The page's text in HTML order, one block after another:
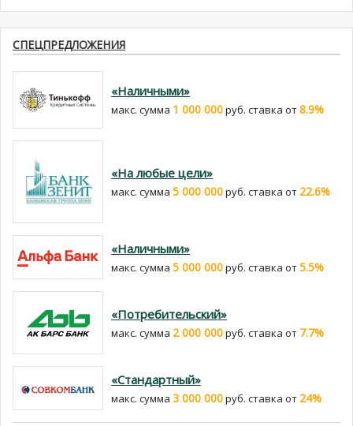
СПЕЦПРЕДЛОЖЕНИЯ
«Наличными»
макс. сумма 1 000 000руб. cтавка от8.9%
«На любые цели»
макс. сумма 5 000 000руб. cтавка от 22.6%
«Наличными»
макс. сумма 5 000 000руб. cтавка от5.5%
«Потребительский»
макс. сумма 2 000 000руб. cтавка от 7.7%
«Стандартный»
макс. сумма 3 000 000руб. cтавка от 24%